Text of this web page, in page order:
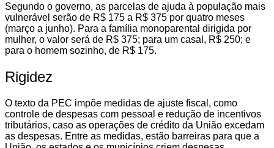
Segundo o governo, as parcelas de ajuda à população mais
vulnerável serão de R$ 175 a R$ 375 por quatro meses
(março a junho). Para a família monoparental dirigida por
mulher, o valor será de R$ 375; para um casal, R$ 250; e
para o homem sozinho, de R$ 175.
Rigidez
O texto da PEC impõe medidas de ajuste fiscal, como
controle de despesas com pessoal e redução de incentivos
tributários, caso as operações de crédito da União excedam
as despesas. Entre as medidas, estão barreiras para que a